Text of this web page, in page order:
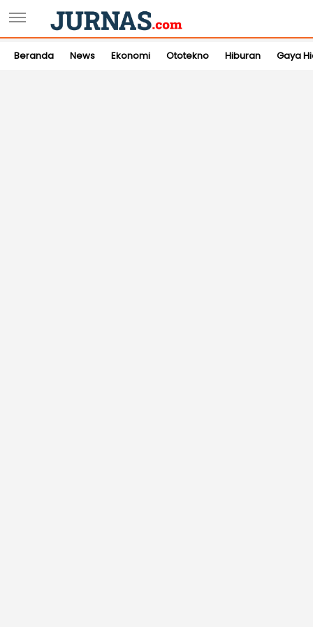
Beranda News Ekonomi Ototekno Hiburan Gaya